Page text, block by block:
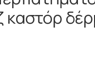
καστόρ